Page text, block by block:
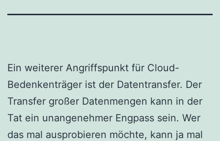
Ein weiterer Angriffspunkt für Cloud-
Bedenkenträger ist der Datentransfer. Der
Transfer großer Datenmengen kann in der
Tat ein unangenehmer Engpass sein. Wer
das mal ausprobieren möchte, kann ja mal